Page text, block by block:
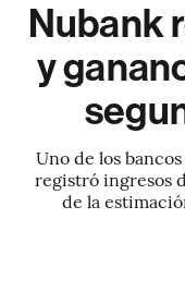
Nubank
y
Uno de los
registró ingresos
de la